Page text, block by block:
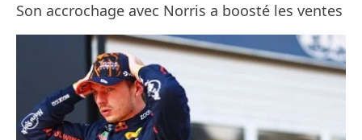
Son accrochage avec Norris a boosté les ventes